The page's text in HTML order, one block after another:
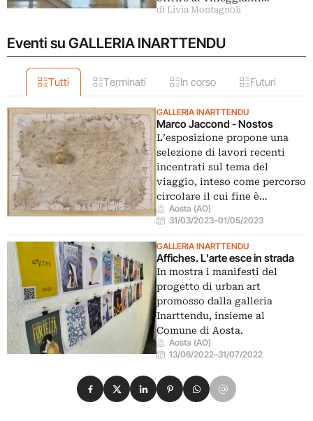
di Livia Montagnoli
Eventi su GALLERIA INARTTENDU
Tutti Terminati In corso Futuri
GALLERIA INARTTENDU
Marco Jaccond - Nostos
L’esposizione propone una
selezione di lavori recenti
incentrati sul tema del
viaggio, inteso come percorso
circolare il cui fine è…
Aosta (AO)
31/03/2023–01/05/2023
GALLERIA INARTTENDU
Affiches. L'arte esce in strada
In mostra i manifesti del
progetto di urban art
promosso dalla galleria
Inarttendu, insieme al
Comune di Aosta.
Aosta (AO)
13/06/2022–31/07/2022
Condividi su Facebook
Condividi su X
Condividi su LinkedIn
Condividi su Pinterest
Condividi su WhatsApp
Condividi su Email